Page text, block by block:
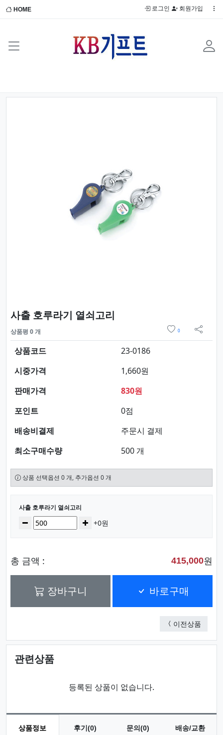
HOME 로그인 회원가입
사출 호루라기 열쇠고리
상품평 0 개 0
sns 공
상품코드
23-0186
시중가격
1,660원
판매가격
830원
포인트
0점
배송비결제
주문시 결제
최소구매수량
500 개
상품 선택옵션 0 개, 추가옵션 0 개
선택된 옵션
사출 호루라기 열쇠고리
수량감소 증가+0원
총 금액 : 415,000원
장바구니 바로구매
이전상품
관련상품
등록된 상품이 없습니다.
상품정보 후기(0) 문의(0) 배송/교환